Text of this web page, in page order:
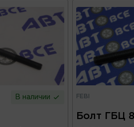
В наличии FEBI
Болт ГБЦ